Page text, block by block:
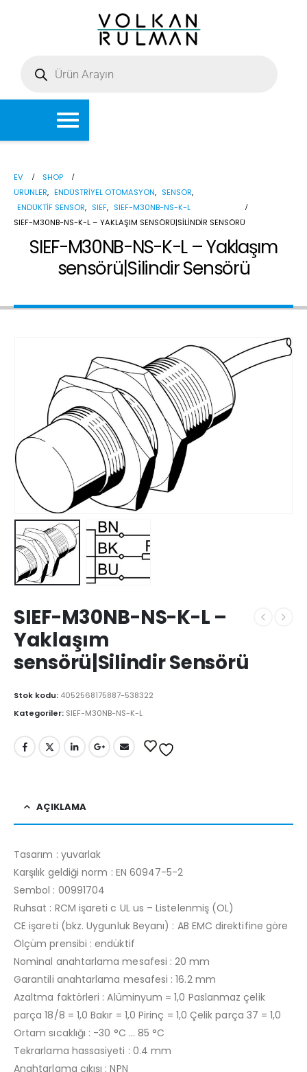
EV
SHOP
ÜRÜNLER, ENDÜSTRIYEL OTOMASYON, SENSÖR,
ENDÜKTIF SENSÖR, SIEF, SIEF-M30NB-NS-K-L
SIEF-M30NB-NS-K-L – YAKLAŞIM SENSÖRÜ|SILINDIR SENSÖRÜ
SIEF-M30NB-NS-K-L – Yaklaşım
sensörü|Silindir Sensörü
SIEF-M30NB-NS-K-L –
Yaklaşım
sensörü|Silindir Sensörü
Stok kodu: 4052568175887-538322
Kategoriler: SIEF-M30NB-NS-K-L
AÇIKLAMA
Tasarım : yuvarlak
Karşılık geldiği norm : EN 60947-5-2
Sembol : 00991704
Ruhsat : RCM işareti c UL us – Listelenmiş (OL)
CE işareti (bkz. Uygunluk Beyanı) : AB EMC direktifine göre
Ölçüm prensibi : endüktif
Nominal anahtarlama mesafesi : 20 mm
Garantili anahtarlama mesafesi : 16.2 mm
Azaltma faktörleri : Alüminyum = 1,0 Paslanmaz çelik
parça 18/8 = 1,0 Bakır = 1,0 Pirinç = 1,0 Çelik parça 37 = 1,0
Ortam sıcaklığı : -30 °C … 85 °C
Tekrarlama hassasiyeti : 0.4 mm
Anahtarlama çıkışı : NPN